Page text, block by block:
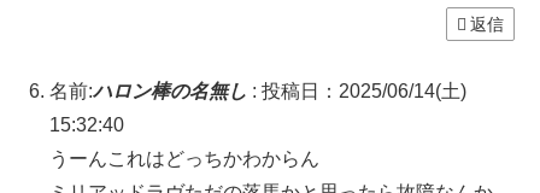
返信
名前:ハロン棒の名無し : 投稿日：2025/06/14(土)
15:32:40
うーんこれはどっちかわからん